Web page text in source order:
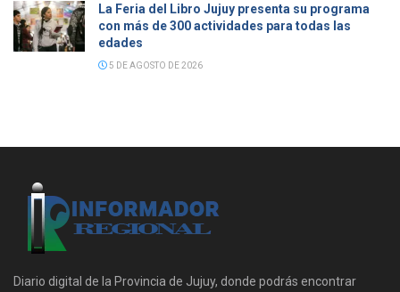
La Feria del Libro Jujuy presenta su programa
con más de 300 actividades para todas las
edades
5 DE AGOSTO DE 2026
Diario digital de la Provincia de Jujuy, donde podrás encontrar